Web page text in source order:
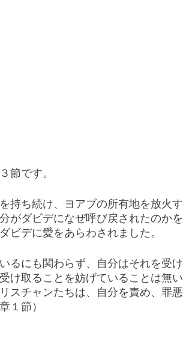
節です。
持ち続け、ヨアブの所有地を放火す
がダビデになぜ呼び戻されたのかを
デに愛をあらわされました。
るにも関わらず、自分はそれを受け
け取ることを妨げていることは無い
スチャンたちは、自分を責め、罪悪
１節）